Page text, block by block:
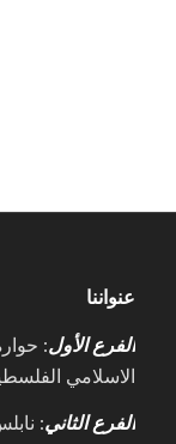
عنواننا
الفرع الأول:
الاسلامي
الفرع الثاني: